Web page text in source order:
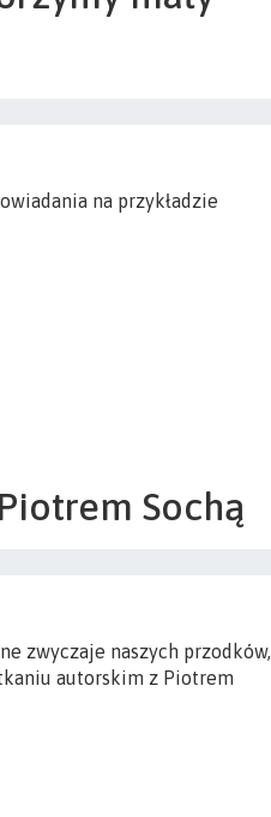
na przykładzie
Sochą
zwyczaje naszych przodków,
autorskim z Piotrem